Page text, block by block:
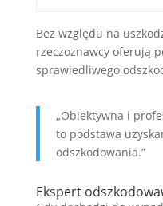
Bez względu na
rzeczoznawcy oferują
sprawiedliwego
„Obiektywna i
to podstawa
odszkodowania.”
Ekspert